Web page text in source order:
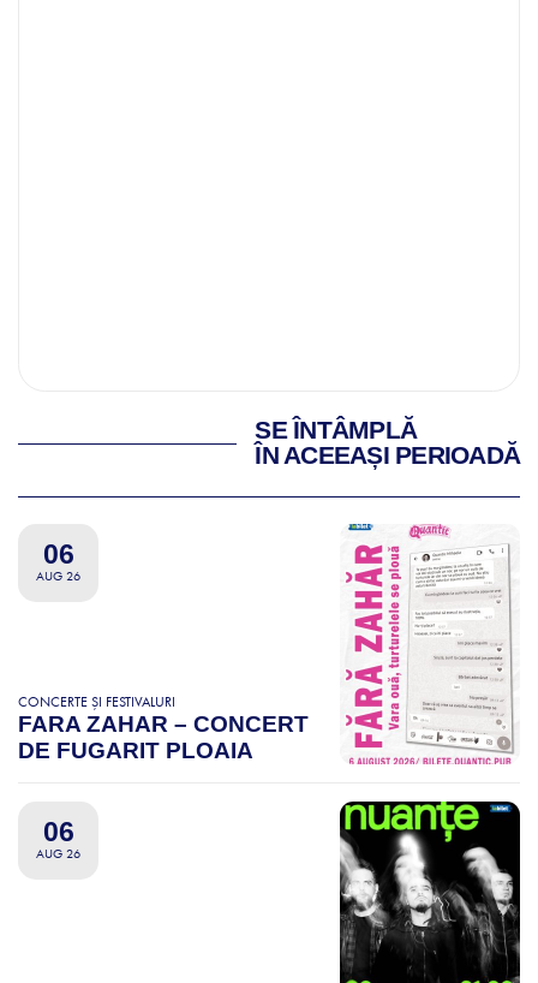
SE ÎNTÂMPLĂ
ÎN ACEEAȘI PERIOADĂ
06
AUG 26
CONCERTE ȘI FESTIVALURI
FARA ZAHAR – CONCERT
DE FUGARIT PLOAIA
06
AUG 26